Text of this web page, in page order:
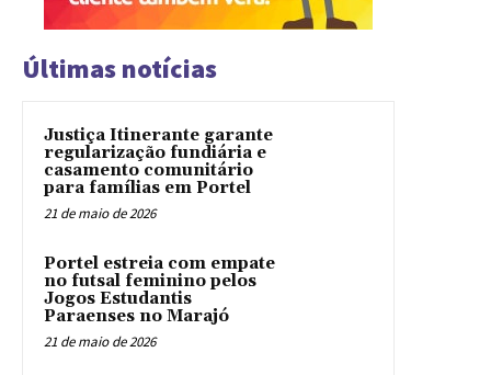
Últimas notícias
Justiça Itinerante garante
regularização fundiária e
casamento comunitário
para famílias em Portel
21 de maio de 2026
Portel estreia com empate
no futsal feminino pelos
Jogos Estudantis
Paraenses no Marajó
21 de maio de 2026